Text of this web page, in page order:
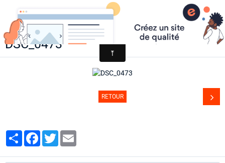
AACCA
Page d'accueil
DSC_0473
RETOUR
PartagerFacebook
Twitter